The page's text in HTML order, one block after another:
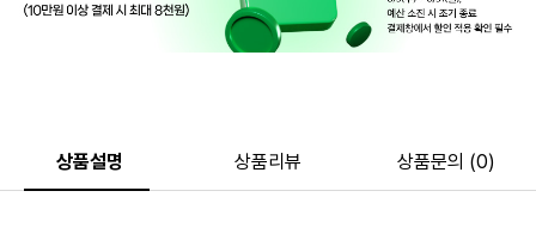
상품설명 상품리뷰 상품문의 (0)